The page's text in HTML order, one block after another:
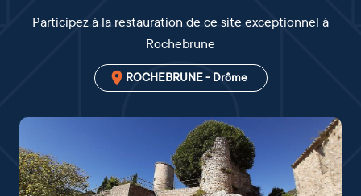
Participez à la restauration de ce site exceptionnel à
Rochebrune
ROCHEBRUNE - Drôme